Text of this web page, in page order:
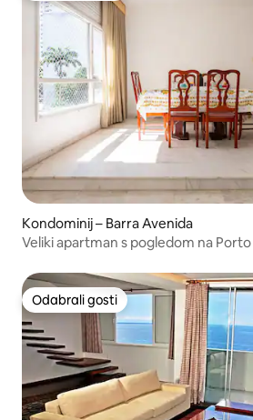
Kondominij – Barra Avenida
Veliki apartman s pogledom na Porto
Odabrali gosti
Odabrali gosti